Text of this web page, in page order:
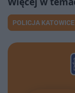
POLICJA KATOWICE